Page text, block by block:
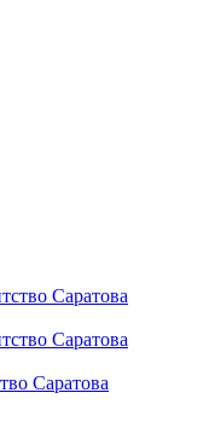
Саратова